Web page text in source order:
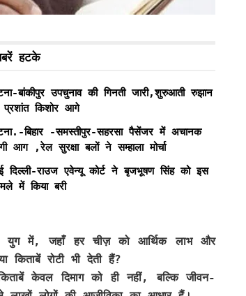
हटके
बांकीपुर उपचुनाव की गिनती जारी,शुरुआती रुझान
किशोर आगे
बिहार -समस्तीपुर-सहरसा पैसेंजर में अचानक
आग ,रेल सुरक्षा बलों ने सम्हाला मोर्चा
दिल्ली-राउज एवेन्यू कोर्ट ने बृजभूषण सिंह को इस
में किया बरी
युग में, जहाँ हर चीज़ को आर्थिक लाभ और
रोटी भी देती हैं?
केवल दिमाग को ही नहीं, बल्कि जीवन-